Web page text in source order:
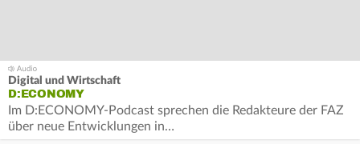
Digital und Wirtschaft
D:ECONOMY
Im D:ECONOMY-Podcast sprechen die Redakteure der FAZ
über neue Entwicklungen in…